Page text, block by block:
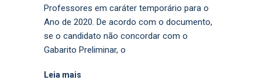
Professores em caráter temporário para o
Ano de 2020. De acordo com o documento,
se o candidato não concordar com o
Gabarito Preliminar, o
Leia mais